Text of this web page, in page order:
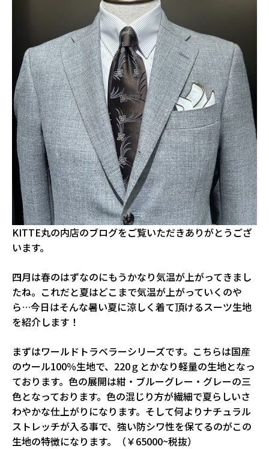
KITTE丸の内店のブログをご覧いただきありがとうござ
います。
四月は春のはずなのにもうかなり気温が上がってきまし
たね。これだと夏はどこまで気温が上がっていくのや
ら…今日はそんな暑い夏に涼しく着て頂けるスーツ生地
を紹介します！
まずはワールドトラベラーシリーズです。こちらは国産
のウール100％生地で、220ｇとかなり軽量の生地となっ
ております。色の展開は紺・ブルーグレー・グレーの三
色となっております。色の混じり方が繊細で夏らしいさ
わやかな仕上がりになります。そして何よりナチュラル
ストレッチが入る事で、強い防シワ性を保てるのがこの
生地の特徴になります。（￥65000~税抜）